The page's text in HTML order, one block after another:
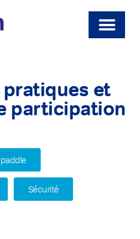
et
participation
Sécurité